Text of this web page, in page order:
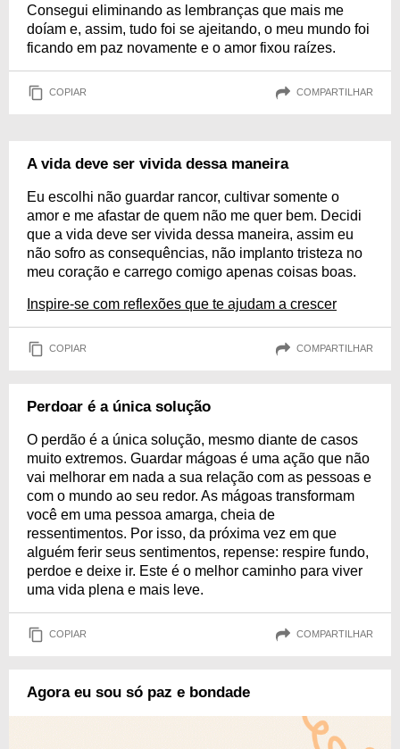
Consegui eliminando as lembranças que mais me
doíam e, assim, tudo foi se ajeitando, o meu mundo foi
ficando em paz novamente e o amor fixou raízes.
COPIAR COMPARTILHAR
A vida deve ser vivida dessa maneira
Eu escolhi não guardar rancor, cultivar somente o
amor e me afastar de quem não me quer bem. Decidi
que a vida deve ser vivida dessa maneira, assim eu
não sofro as consequências, não implanto tristeza no
meu coração e carrego comigo apenas coisas boas.
Inspire-se com reflexões que te ajudam a crescer
COPIAR COMPARTILHAR
Perdoar é a única solução
O perdão é a única solução, mesmo diante de casos
muito extremos. Guardar mágoas é uma ação que não
vai melhorar em nada a sua relação com as pessoas e
com o mundo ao seu redor. As mágoas transformam
você em uma pessoa amarga, cheia de
ressentimentos. Por isso, da próxima vez em que
alguém ferir seus sentimentos, repense: respire fundo,
perdoe e deixe ir. Este é o melhor caminho para viver
uma vida plena e mais leve.
COPIAR COMPARTILHAR
Agora eu sou só paz e bondade